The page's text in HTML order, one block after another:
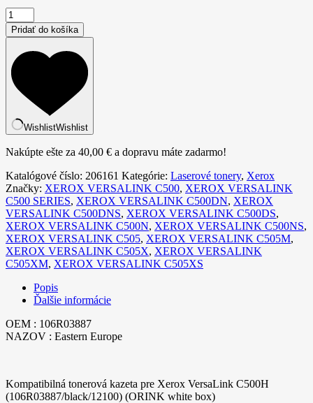
množstvo
Kompatibilná
tonerová
náplň
106R03887,
Eastern
Europe,
12100
pre
tlačiarne
Xerox
white
box)
Čierna
Pridať do košíka
WishlistWishlist
Nakúpte ešte za 40,00 € a dopravu máte zadarmo!
Katalógové číslo: 206161 Kategórie: Laserové tonery, Xerox
Značky: XEROX VERSALINK C500, XEROX VERSALINK
C500 SERIES, XEROX VERSALINK C500DN, XEROX
VERSALINK C500DNS, XEROX VERSALINK C500DS,
XEROX VERSALINK C500N, XEROX VERSALINK C500NS,
XEROX VERSALINK C505, XEROX VERSALINK C505M,
XEROX VERSALINK C505X, XEROX VERSALINK
C505XM, XEROX VERSALINK C505XS
Popis
Ďalšie informácie
OEM : 106R03887
NAZOV : Eastern Europe
Kompatibilná tonerová kazeta pre Xerox VersaLink C500H
(106R03887/black/12100) (ORINK white box)